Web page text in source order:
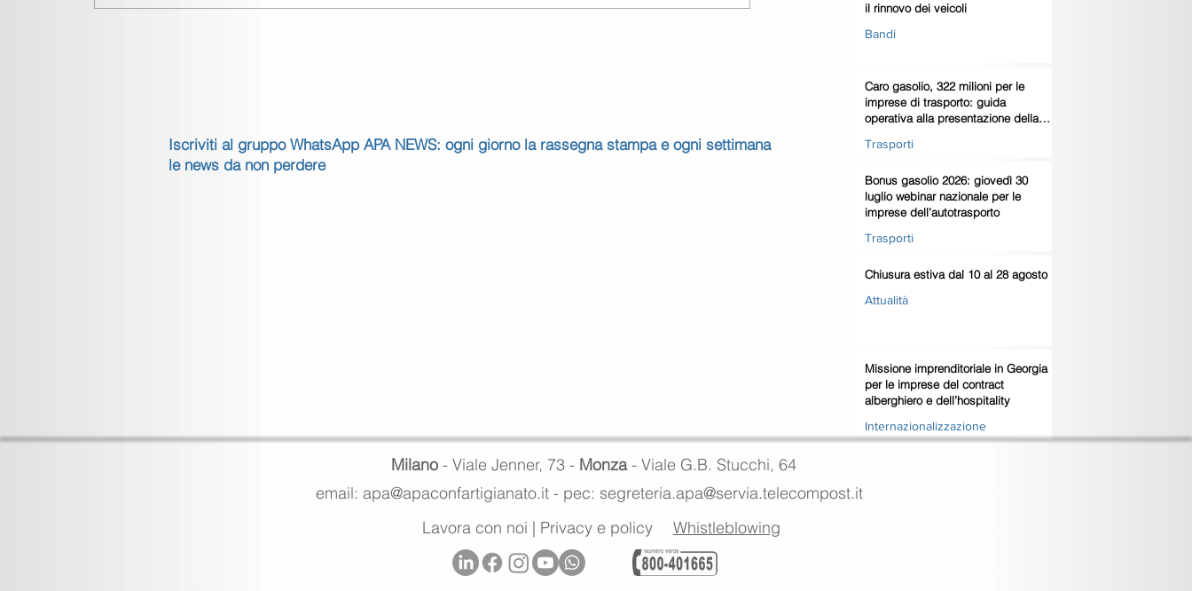
il rinnovo dei veicoli
Bandi
Caro gasolio, 322 milioni per le
imprese di trasporto: guida
operativa alla presentazione della
Trasporti
Bonus gasolio 2026: giovedì 30
luglio webinar nazionale per le
imprese dell’autotrasporto
Trasporti
Chiusura estiva dal 10 al 28 agosto
Attualità
Missione imprenditoriale in Georgia
per le imprese del contract
alberghiero e dell’hospitality
Internazionalizzazione
Iscriviti al gruppo WhatsApp APA NEWS: ogni giorno la rassegna stampa e ogni settimana
le news da non perdere
Milano - Viale Jenner, 73 - Monza- Viale G.B. Stucchi, 64
email: apa@apaconfartigianato.it - pec: segreteria.apa@servia.telecompost.it
Lavora con noi | Privacy e policy Whistleblowing